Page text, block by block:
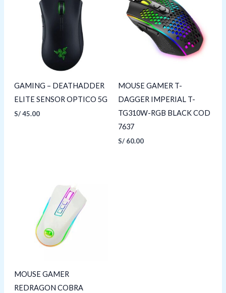
GAMING – DEATHADDER
ELITE SENSOR OPTICO 5G
S/45.00
MOUSE GAMER T-
DAGGER IMPERIAL T-
TG310W-RGB BLACK COD
7637
S/ 60.00
MOUSE GAMER
REDRAGON COBRA